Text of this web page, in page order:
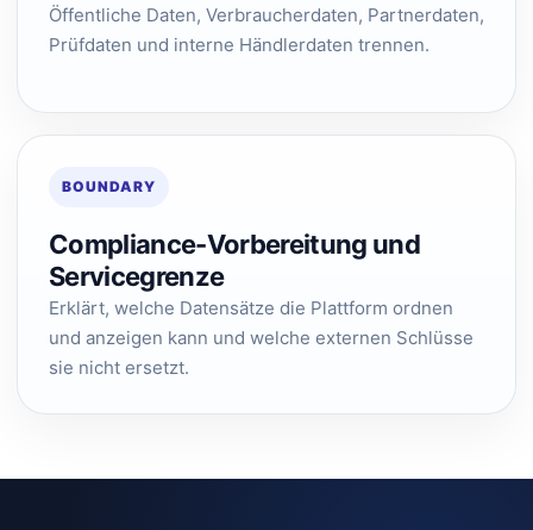
Öffentliche Daten, Verbraucherdaten, Partnerdaten,
Prüfdaten und interne Händlerdaten trennen.
BOUNDARY
Compliance-Vorbereitung und
Servicegrenze
Erklärt, welche Datensätze die Plattform ordnen
und anzeigen kann und welche externen Schlüsse
sie nicht ersetzt.